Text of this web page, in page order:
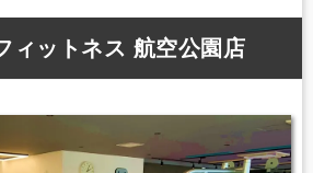
ィットネス 航空公園店